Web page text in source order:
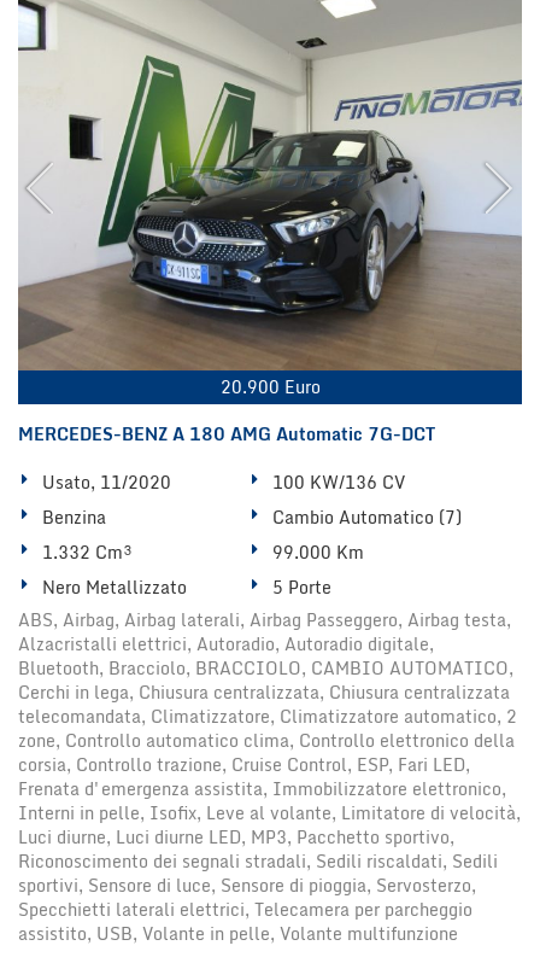
20.900 Euro
MERCEDES-BENZ A 180 AMG Automatic 7G-DCT
Usato, 11/2020
100 KW/136 CV
Benzina
Cambio Automatico (7)
1.332 Cm³
99.000 Km
Nero Metallizzato
5 Porte
ABS, Airbag, Airbag laterali, Airbag Passeggero, Airbag testa,
Alzacristalli elettrici, Autoradio, Autoradio digitale,
Bluetooth, Bracciolo, BRACCIOLO, CAMBIO AUTOMATICO,
Cerchi in lega, Chiusura centralizzata, Chiusura centralizzata
telecomandata, Climatizzatore, Climatizzatore automatico, 2
zone, Controllo automatico clima, Controllo elettronico della
corsia, Controllo trazione, Cruise Control, ESP, Fari LED,
Frenata d'emergenza assistita, Immobilizzatore elettronico,
Interni in pelle, Isofix, Leve al volante, Limitatore di velocità,
Luci diurne, Luci diurne LED, MP3, Pacchetto sportivo,
Riconoscimento dei segnali stradali, Sedili riscaldati, Sedili
sportivi, Sensore di luce, Sensore di pioggia, Servosterzo,
Specchietti laterali elettrici, Telecamera per parcheggio
assistito, USB, Volante in pelle, Volante multifunzione